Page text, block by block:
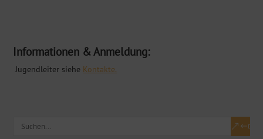
Informationen & Anmeldung:
Jugendleiter siehe Kontakte.